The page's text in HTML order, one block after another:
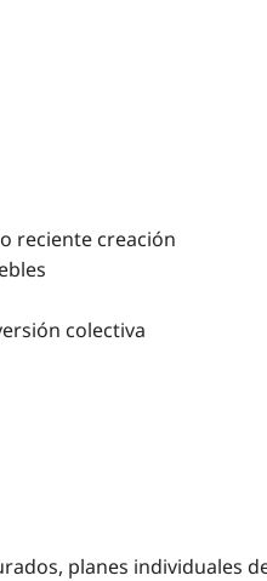
reciente creación
colectiva
planes individuales